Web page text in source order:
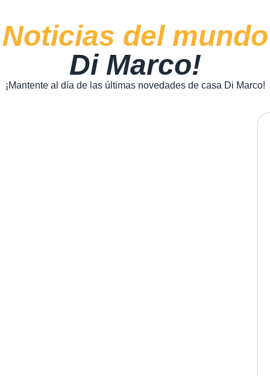
Noticias del mundo
Di Marco!
¡Mantente al día de las últimas novedades de casa Di Marco!